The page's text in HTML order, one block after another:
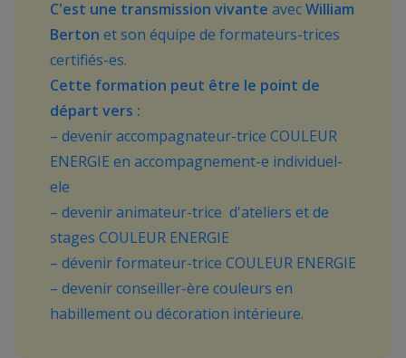
C'est une transmission vivante avecWilliam
Berton et son équipe de formateurs-trices
certifiés-es.
Cette formation peut être le point de
départ vers :
– devenir accompagnateur-trice COULEUR
ENERGIE en accompagnement-e individuel-
ele
– devenir animateur-trice d'ateliers et de
stages COULEUR ENERGIE
– dévenir formateur-trice COULEUR ENERGIE
– devenir conseiller-ère couleurs en
habillement ou décoration intérieure.